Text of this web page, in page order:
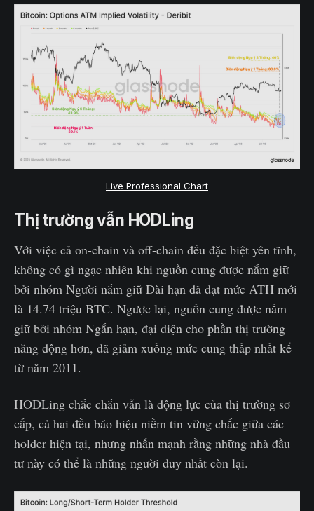
Live Professional Chart
Thị trường vẫn HODLing
Với việc cả on-chain và off-chain đều đặc biệt yên tĩnh,
không có gì ngạc nhiên khi nguồn cung được nắm giữ
bởi nhóm Người nắm giữ Dài hạn đã đạt mức ATH mới
là 14.74 triệu BTC. Ngược lại, nguồn cung được nắm
giữ bởi nhóm Ngắn hạn, đại diện cho phần thị trường
năng động hơn, đã giảm xuống mức cung thấp nhất kể
từ năm 2011.
HODLing chắc chắn vẫn là động lực của thị trường sơ
cấp, cả hai đều báo hiệu niềm tin vững chắc giữa các
holder hiện tại, nhưng nhấn mạnh rằng những nhà đầu
tư này có thể là những người duy nhất còn lại.